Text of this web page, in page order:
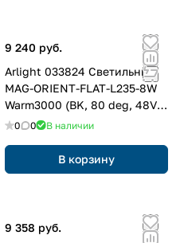
9 240 руб.
Arlight 033824 Светильник
MAG-ORIENT-FLAT-L235-8W
Warm3000 (BK, 80 deg, 48V,
DALI) (Arlight, IP20 Металл, 3
0 0 В наличии
В корзину
9 358 руб.